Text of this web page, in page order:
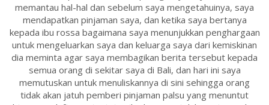
memantau hal-hal dan sebelum saya mengetahuinya, saya
mendapatkan pinjaman saya, dan ketika saya bertanya
kepada ibu rossa bagaimana saya menunjukkan penghargaan
untuk mengeluarkan saya dan keluarga saya dari kemiskinan
dia meminta agar saya membagikan berita tersebut kepada
semua orang di sekitar saya di Bali, dan hari ini saya
memutuskan untuk menuliskannya di sini sehingga orang
tidak akan jatuh pemberi pinjaman palsu yang menuntut